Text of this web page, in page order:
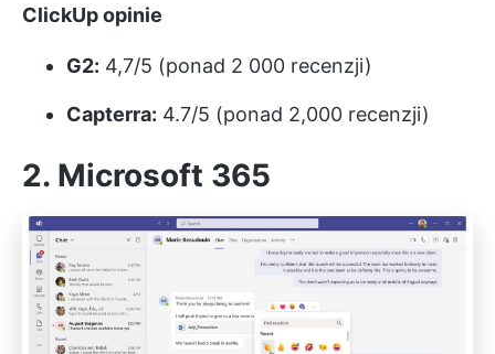
ClickUp opinie
G2: 4,7/5 (ponad 2 000 recenzji)
Capterra: 4.7/5 (ponad 2,000 recenzji)
2. Microsoft 365